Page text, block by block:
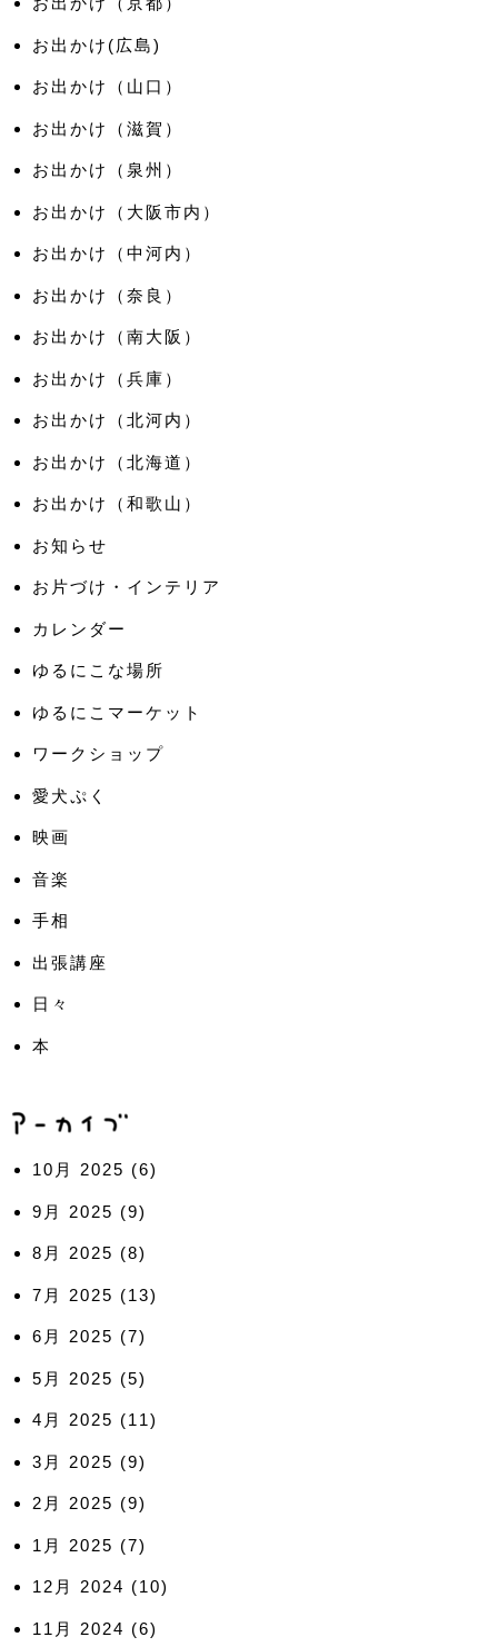
お出かけ(広島)
お出かけ（山口）
お出かけ（滋賀）
お出かけ（泉州）
お出かけ（大阪市内）
お出かけ（中河内）
お出かけ（奈良）
お出かけ（南大阪）
お出かけ（兵庫）
お出かけ（北河内）
お出かけ（北海道）
お出かけ（和歌山）
お知らせ
お片づけ・インテリア
カレンダー
ゆるにこな場所
ゆるにこマーケット
ワークショップ
愛犬ぷく
映画
音楽
手相
出張講座
日々
本
10月 2025 (6)
9月 2025 (9)
8月 2025 (8)
7月 2025 (13)
6月 2025 (7)
5月 2025 (5)
4月 2025 (11)
3月 2025 (9)
2月 2025 (9)
1月 2025 (7)
12月 2024 (10)
11月 2024 (6)